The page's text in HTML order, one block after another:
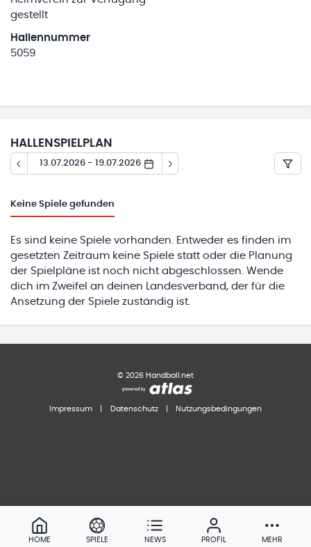
gestellt
Hallennummer
5059
HALLENSPIELPLAN
13.07.2026 - 19.07.2026
Keine Spiele gefunden
Es sind keine Spiele vorhanden. Entweder es finden im
gesetzten Zeitraum keine Spiele statt oder die Planung
der Spielpläne ist noch nicht abgeschlossen. Wende
dich im Zweifel an deinen Landesverband, der für die
Ansetzung der Spiele zuständig ist.
© 2026 Handball.net
Impressum Datenschutz Nutzungsbedingungen
HOME SPIELE NEWS PROFIL MEHR